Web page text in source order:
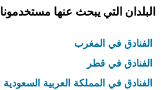
البلدان التي يبحث عنها مستخدمونا
الفنادق في المغرب
الفنادق في قطر
الفنادق في المملكة العربية السعودية